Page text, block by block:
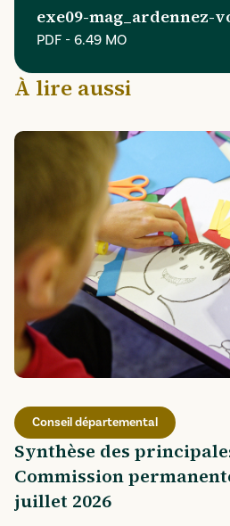
exe09-mag_ardennez-
PDF - 6.49 MO
À lire aussi
Conseil départemental
Synthèse des
Commission
juillet 2026